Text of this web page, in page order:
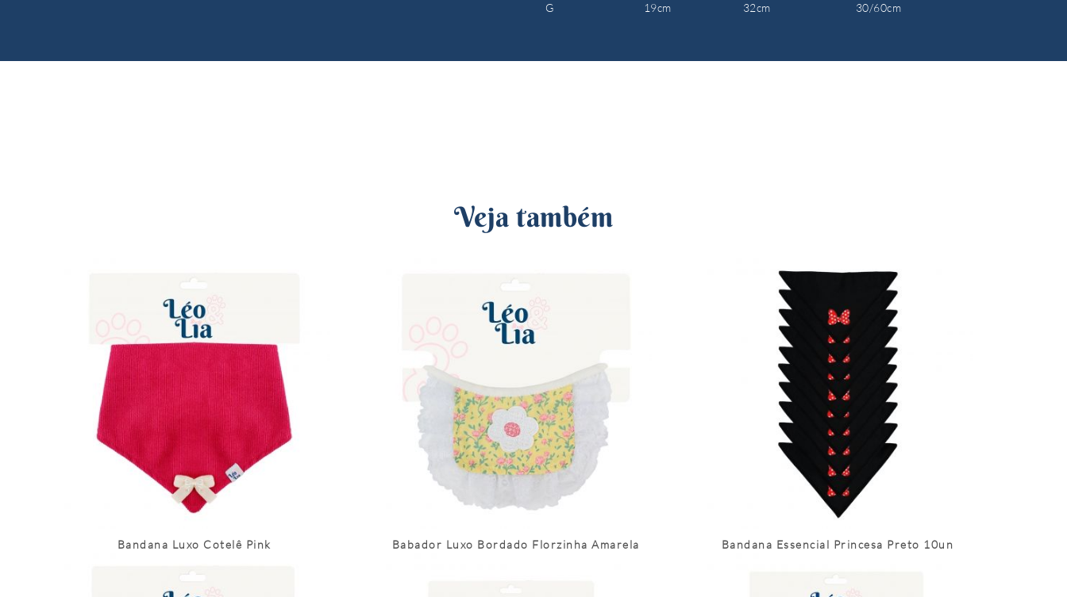
G 19cm 32cm 30/60cm
Veja também
Bandana Luxo Cotelê Pink Babador Luxo Bordado Florzinha Amarela Bandana Essencial Princesa Preto 10un